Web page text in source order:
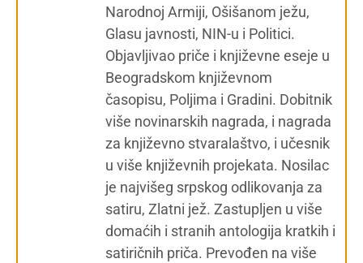
Narodnoj Armiji, Ošišanom ježu,
Glasu javnosti, NIN-u i Politici.
Objavljivao priče i književne eseje u
Beogradskom književnom
časopisu, Poljima i Gradini. Dobitnik
više novinarskih nagrada, i nagrada
za književno stvaralaštvo, i učesnik
u više književnih projekata. Nosilac
je najvišeg srpskog odlikovanja za
satiru, Zlatni jež. Zastupljen u više
domaćih i stranih antologija kratkih i
satiričnih priča. Prevođen na više